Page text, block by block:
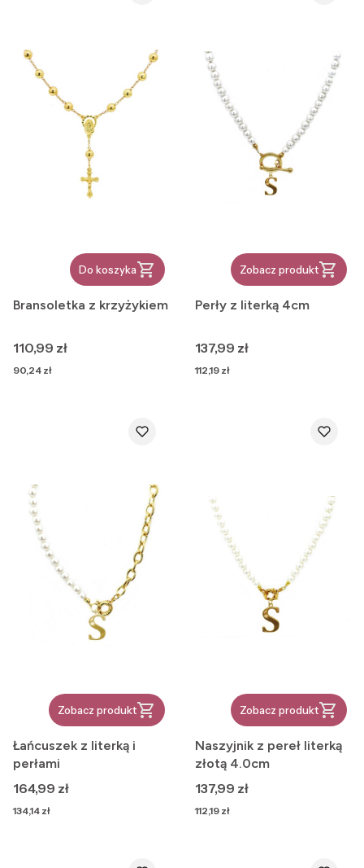
Do koszyka
Bransoletka z krzyżykiem
Cena
110,99 zł
Cena
90,24 zł
Zobacz produkt
Perły z literką 4cm
Cena
137,99 zł
Cena
112,19 zł
Zobacz produkt
Łańcuszek z literką i
perłami
Cena
164,99 zł
Cena
134,14 zł
Zobacz produkt
Naszyjnik z pereł literką
złotą 4.0cm
Cena
137,99 zł
Cena
112,19 zł